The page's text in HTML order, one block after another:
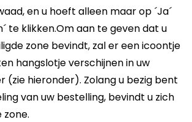
en u hoeft alleen maar op ´Ja´
te klikken.Om aan te geven dat u
zone bevindt, zal er een icoontje
hangslotje verschijnen in uw
(zie hieronder). Zolang u bezig bent
van uw bestelling, bevindt u zich
zone.